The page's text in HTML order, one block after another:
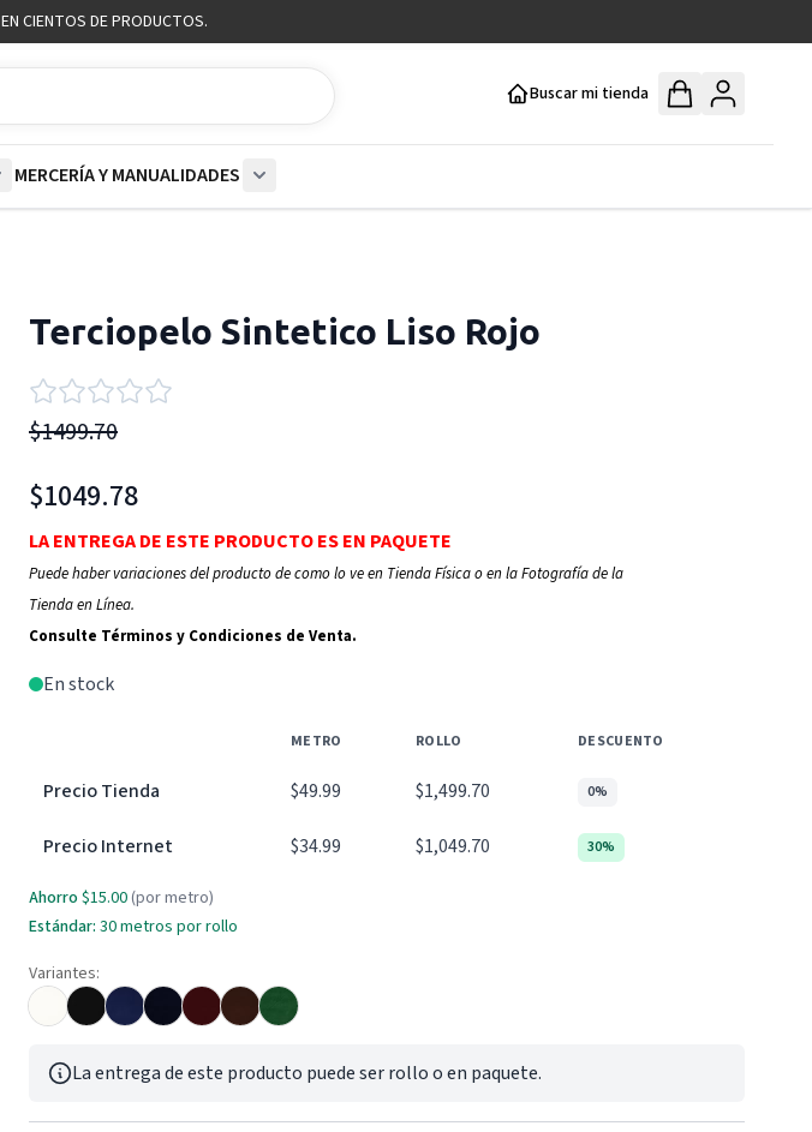
EN CIENTOS DE PRODUCTOS.
Buscar mi tienda
MERCERÍA Y MANUALIDADES
Terciopelo Sintetico Liso Rojo
$1499.70
$1049.78
LA ENTREGA DE ESTE PRODUCTO ES EN PAQUETE
Puede haber variaciones del producto de como lo ve en Tienda Física o en la Fotografía de la
Tienda en Línea.
Consulte Términos y Condiciones de Venta.
En stock
METRO ROLLO DESCUENTO
Precio Tienda $49.99 $1,499.70 0%
Precio Internet $34.99 $1,049.70 30%
Ahorro $15.00 (por metro)
Estándar: 30 metros por rollo
Variantes:
La entrega de este producto puede ser rollo o en paquete.